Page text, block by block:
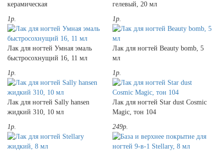
керамическая
1р.
гелевый, 20 мл
1р.
Лак для ногтей Умная эмаль
быстросохнущий 16, 11 мл
1р.
Лак для ногтей Beauty bomb, 5
мл
1р.
Лак для ногтей Sally hansen
жидкий 310, 10 мл
1р.
Лак для ногтей Star dust Cosmic
Magic, тон 104
249р.